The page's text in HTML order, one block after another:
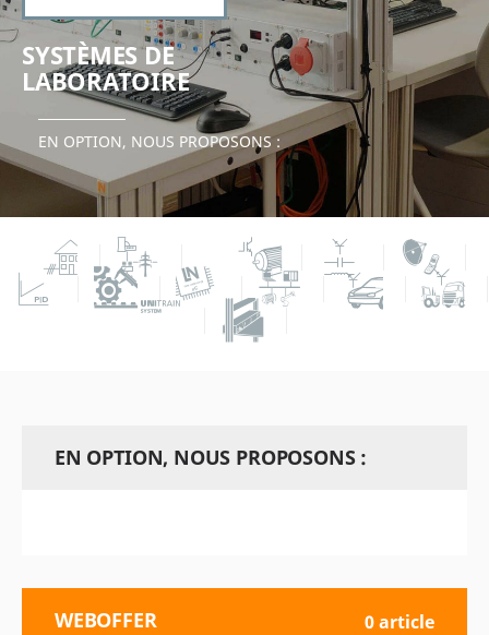
SYSTÈMES DE
LABORATOIRE
EN OPTION, NOUS PROPOSONS :
EN OPTION, NOUS PROPOSONS :
WEBOFFER 0 article